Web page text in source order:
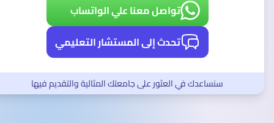
تواصل معنا علي الواتساب
تحدث إلى المستشار التعليمي
سنساعدك في العثور على جامعتك المثالية والتقديم فيها